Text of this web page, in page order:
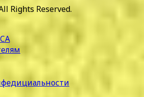
Rights Reserved.